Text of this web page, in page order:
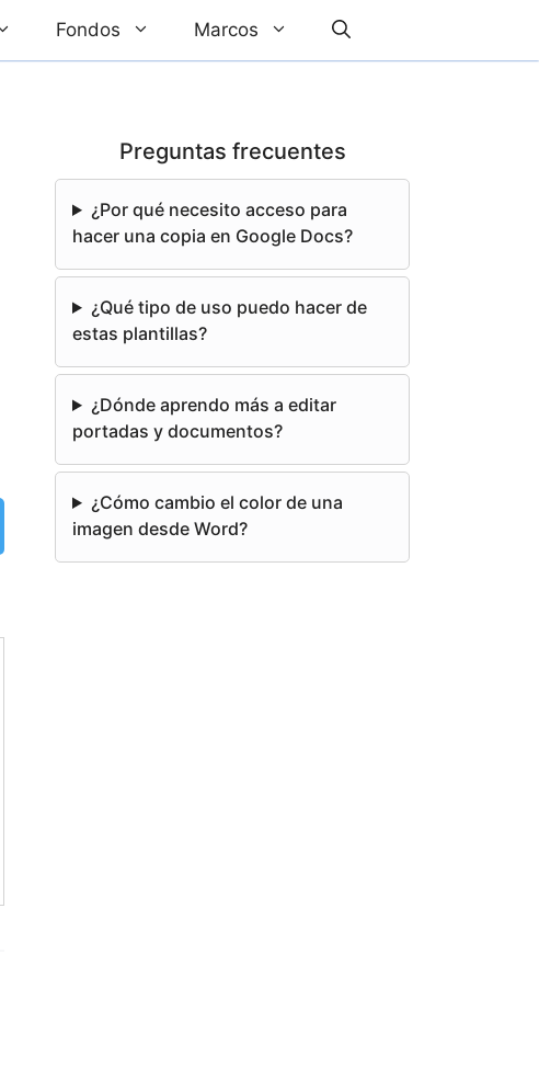
Fondos Marcos
Preguntas frecuentes
¿Por qué necesito acceso para
hacer una copia en Google Docs?
¿Qué tipo de uso puedo hacer de
estas plantillas?
¿Dónde aprendo más a editar
portadas y documentos?
¿Cómo cambio el color de una
imagen desde Word?